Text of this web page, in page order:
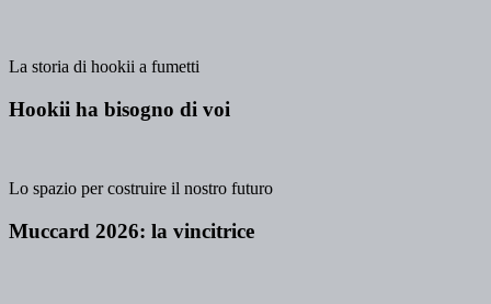
La storia di hookii a fumetti
Hookii ha bisogno di voi
Lo spazio per costruire il nostro futuro
Muccard 2026: la vincitrice